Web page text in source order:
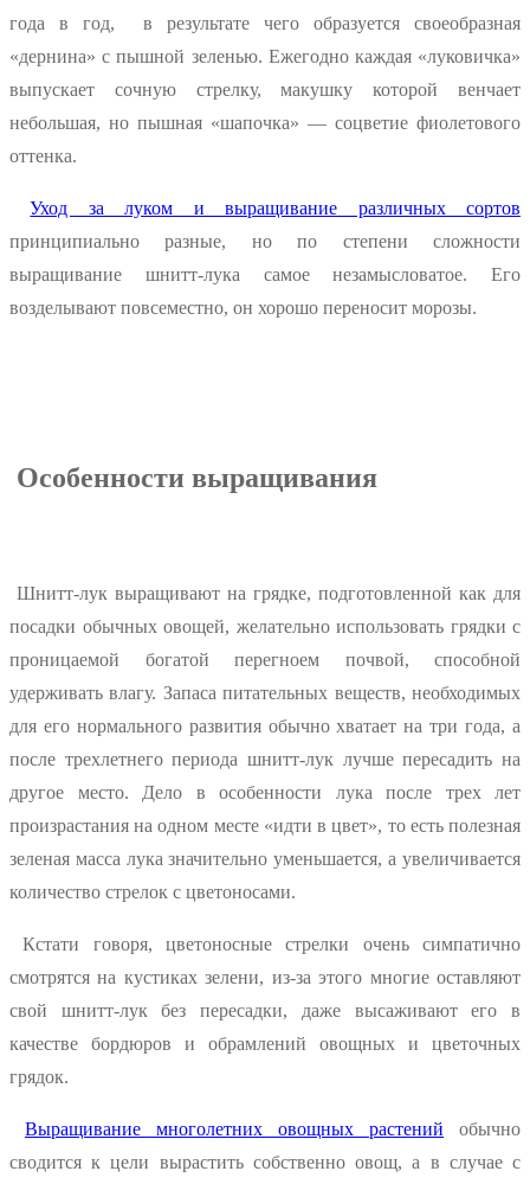
года в год, в результате чего образуется своеобразная
«дернина» с пышной зеленью. Ежегодно каждая «луковичка»
выпускает сочную стрелку, макушку которой венчает
небольшая, но пышная «шапочка» — соцветие фиолетового
оттенка.
Уход за луком и выращивание различных сортов
принципиально разные, но по степени сложности
выращивание шнитт-лука самое незамысловатое. Его
возделывают повсеместно, он хорошо переносит морозы.
Особенности выращивания
Шнитт-лук выращивают на грядке, подготовленной как для
посадки обычных овощей, желательно использовать грядки с
проницаемой богатой перегноем почвой, способной
удерживать влагу. Запаса питательных веществ, необходимых
для его нормального развития обычно хватает на три года, а
после трехлетнего периода шнитт-лук лучше пересадить на
другое место. Дело в особенности лука после трех лет
произрастания на одном месте «идти в цвет», то есть полезная
зеленая масса лука значительно уменьшается, а увеличивается
количество стрелок с цветоносами.
Кстати говоря, цветоносные стрелки очень симпатично
смотрятся на кустиках зелени, из-за этого многие оставляют
свой шнитт-лук без пересадки, даже высаживают его в
качестве бордюров и обрамлений овощных и цветочных
грядок.
Выращивание многолетних овощных растений обычно
сводится к цели вырастить собственно овощ, а в случае с